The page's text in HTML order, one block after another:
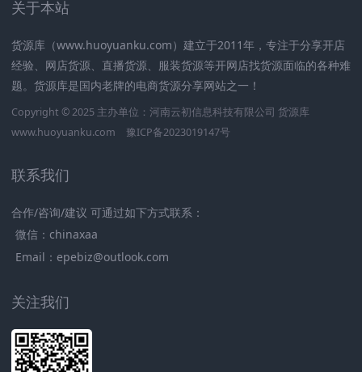
关于本站
货源库（www.huoyuanku.com）建立于2011年，专注于分享开店
经验、网店货源、直播货源、服装货源等开网店找货源面临的各种难
题。货源库是国内老牌的电商货源分享网站之一！
Copyright © 2025 主办单位：河南云初信息科技有限公司 货源库
www.huoyuanku.com
豫ICP备2023019147号
联系我们
合作/咨询/建议 可通过如下方式联系：
微信：chinaxaa
Email：epebiz@outlook.com
关注我们